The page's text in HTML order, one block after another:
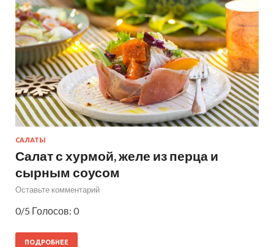
САЛАТЫ
Салат с хурмой, желе из перца и
сырным соусом
Оставьте комментарий
0/5 Голосов: 0
ПОДРОБНЕЕ